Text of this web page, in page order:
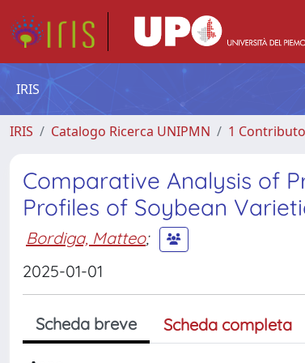
IRIS
IRIS Catalogo Ricerca UNIPMN 1
Comparative Analysis of
Profiles of Soybean
Bordiga, Matteo;
2025-01-01
Scheda breve Scheda completa